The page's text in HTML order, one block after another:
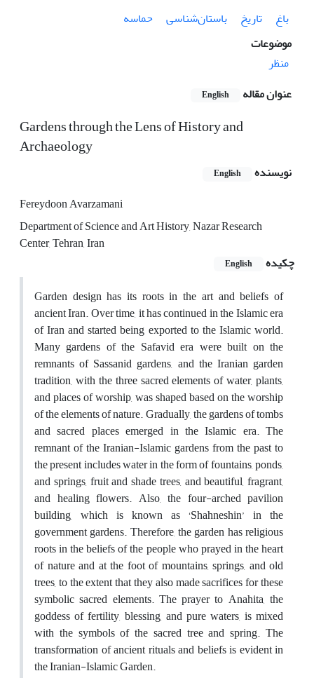
باغ
تاریخ باستان‌شناسی
حماسه
موضوعات
منظر
عنوان مقاله
English
Gardens through the Lens of History and
Archaeology
نویسنده English
Fereydoon Avarzamani
Department of Science and Art History, Nazar Research
Center, Tehran, Iran
چکیده
English
Garden design has its roots in the art and beliefs of
ancient Iran. Over time, it has continued in the Islamic era
of Iran and started being exported to the Islamic world.
Many gardens of the Safavid era were built on the
remnants of Sassanid gardens, and the Iranian garden
tradition, with the three sacred elements of water, plants,
and places of worship, was shaped based on the worship
of the elements of nature. Gradually, the gardens of tombs
and sacred places emerged in the Islamic era. The
remnant of the Iranian-Islamic gardens from the past to
the present includes water in the form of fountains, ponds,
and springs, fruit and shade trees, and beautiful, fragrant,
and healing flowers. Also, the four-arched pavilion
building, which is known as ‘Shahneshin’ in the
government gardens. Therefore, the garden has religious
roots in the beliefs of the people who prayed in the heart
of nature and at the foot of mountains, springs, and old
trees, to the extent that they also made sacrifices for these
symbolic sacred elements. The prayer to Anahita, the
goddess of fertility, blessing, and pure waters, is mixed
with the symbols of the sacred tree and spring. The
transformation of ancient rituals and beliefs is evident in
the Iranian-Islamic Garden.